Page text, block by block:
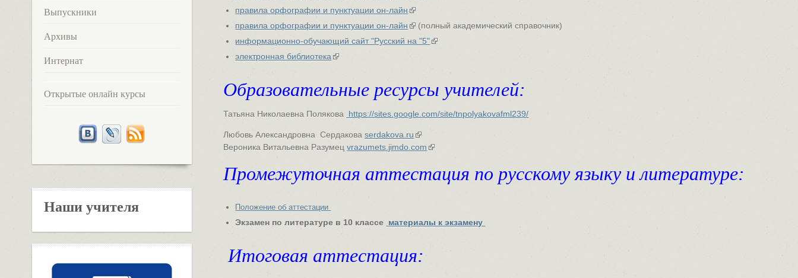
Выпускники
Архивы
Интернат
Открытые онлайн курсы
Наши учителя
правилаорфографии и пунктуации он-лайн
правила орфографии и пунктуации он-лайн
(полный академический справочник)
информационно-обучающий сайт "Русский на "5"
электронная библиотека
Образовательные ресурсы учителей:
Татьяна Николаевна Полякова https://sites.google.com/site/tnpolyakovafml239/
Любовь Александровна Сердаковаserdakova.ru
Вероника Витальевна Разумецvrazumets.jimdo.com
Промежуточная аттестация по русскому языку и литературе:
Положение об аттестации
Экзамен по литературе в 10 классе материалы к экзамену
Итоговая аттестация: